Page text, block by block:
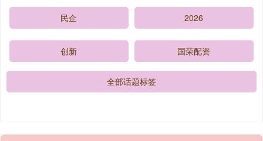
民企 2026
创新 国荣配资
全部话题标签